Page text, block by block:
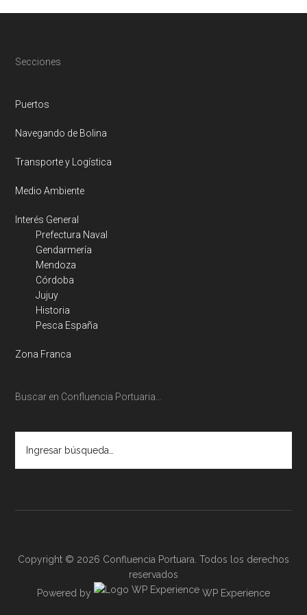
Footer
Secciones
Puertos
Navegando de Bolina
Transporte y Logística
Medio Ambiente
Interés General
Prefectura Naval
Gendarmería
Mendoza
Córdoba
Jujuy
Historia
Pesca España
Zona Franca
Buscar en Confluencia Portuaria…
búsqueda…
Copyright © 2026 Confluencia Portuara. Todos los derechos
reservados
Powered by
WP Experience